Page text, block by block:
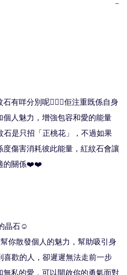
−
有咩分別呢🤷🏻‍♀️佢注重既係自身
人魅力，增強包容和愛的能量
石是只招「正桃花」，不過如果
傷害消耗彼此能量，紅紋石會讓
的關係❤️❤️
晶石☺️
歡的人，卻遲遲無法走前一步